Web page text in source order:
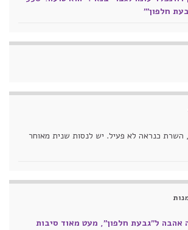
חלפון'"
השרת כנראה לא פעיל. יש לנסות שנית מאוחר
הרבה אהבה ל"גבעת חלפון", מעט מאוד סיבות